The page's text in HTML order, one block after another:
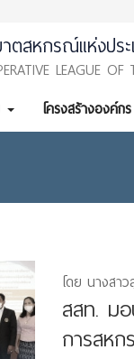
ตสหกรณ์แห่งประ
LEAGUE OF
โครงสร้างองค์กร
โดย นางสา
สสท. ม
การสห